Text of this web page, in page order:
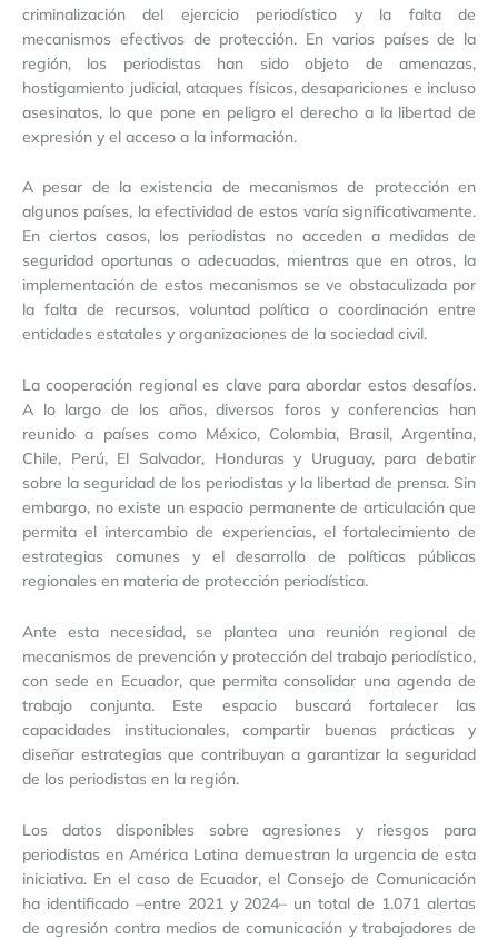
criminalización del ejercicio periodístico y la falta de
mecanismos efectivos de protección. En varios países de la
región, los periodistas han sido objeto de amenazas,
hostigamiento judicial, ataques físicos, desapariciones e incluso
asesinatos, lo que pone en peligro el derecho a la libertad de
expresión y el acceso a la información.
A pesar de la existencia de mecanismos de protección en
algunos países, la efectividad de estos varía significativamente.
En ciertos casos, los periodistas no acceden a medidas de
seguridad oportunas o adecuadas, mientras que en otros, la
implementación de estos mecanismos se ve obstaculizada por
la falta de recursos, voluntad política o coordinación entre
entidades estatales y organizaciones de la sociedad civil.
La cooperación regional es clave para abordar estos desafíos.
A lo largo de los años, diversos foros y conferencias han
reunido a países como México, Colombia, Brasil, Argentina,
Chile, Perú, El Salvador, Honduras y Uruguay, para debatir
sobre la seguridad de los periodistas y la libertad de prensa. Sin
embargo, no existe un espacio permanente de articulación que
permita el intercambio de experiencias, el fortalecimiento de
estrategias comunes y el desarrollo de políticas públicas
regionales en materia de protección periodística.
Ante esta necesidad, se plantea una reunión regional de
mecanismos de prevención y protección del trabajo periodístico,
con sede en Ecuador, que permita consolidar una agenda de
trabajo conjunta. Este espacio buscará fortalecer las
capacidades institucionales, compartir buenas prácticas y
diseñar estrategias que contribuyan a garantizar la seguridad
de los periodistas en la región.
Los datos disponibles sobre agresiones y riesgos para
periodistas en América Latina demuestran la urgencia de esta
iniciativa. En el caso de Ecuador, el Consejo de Comunicación
ha identificado –entre 2021 y 2024– un total de 1.071 alertas
de agresión contra medios de comunicación y trabajadores de